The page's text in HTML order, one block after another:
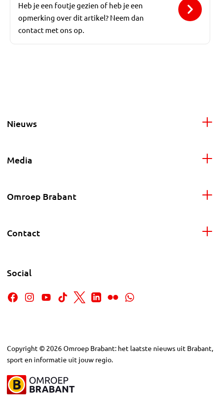
Heb je een foutje gezien of heb je een
opmerking over dit artikel? Neem dan
contact met ons op.
Nieuws
Media
Omroep Brabant
Contact
Social
Copyright © 2026Omroep Brabant: het laatste nieuws uit Brabant,
sport en informatie uit jouw regio.